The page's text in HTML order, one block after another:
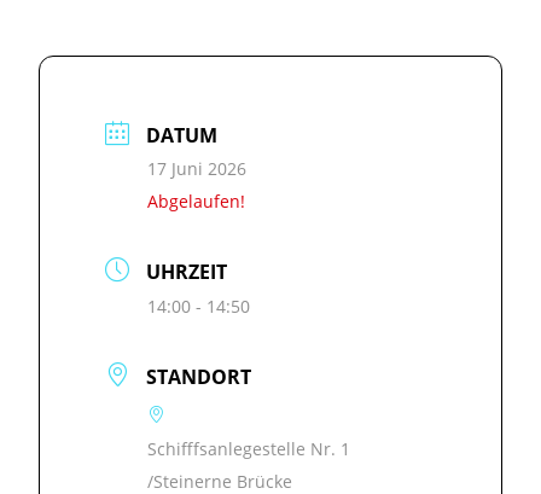
DATUM
17 Juni 2026
Abgelaufen!
UHRZEIT
14:00 - 14:50
STANDORT
Schifffsanlegestelle Nr. 1
/Steinerne Brücke